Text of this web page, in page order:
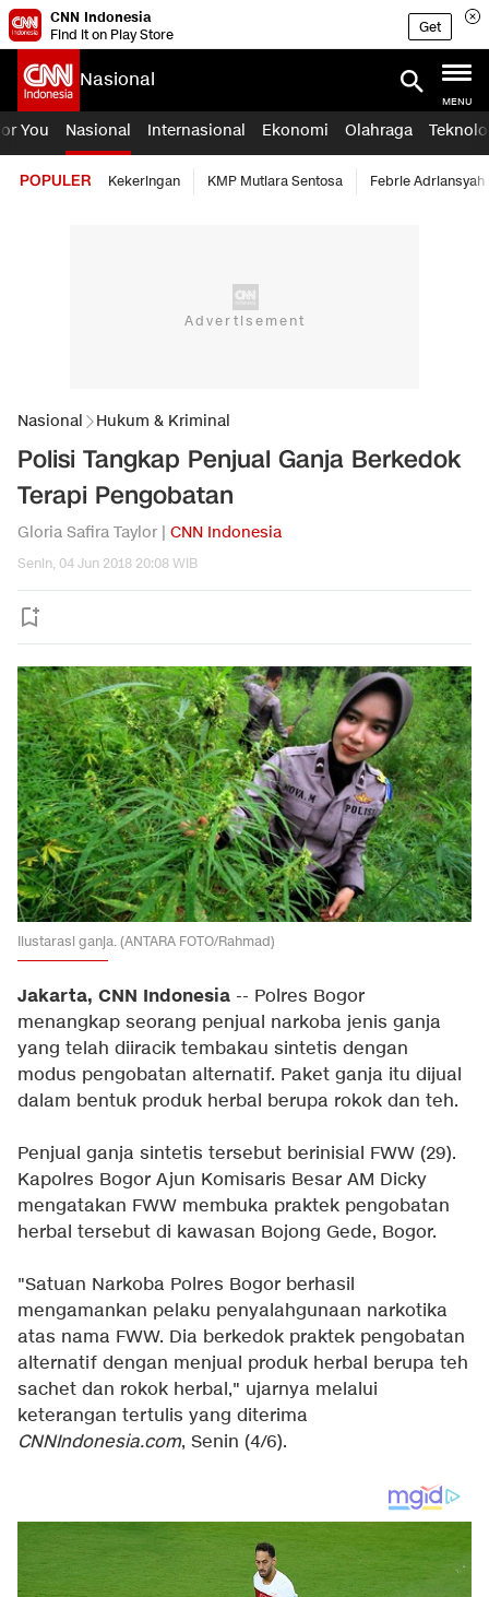
CNN Indonesia
Find it on Play Store
Get
Nasional
MENU
You Nasional Internasional Ekonomi Olahraga
POPULER Kekeringan KMP Mutiara Sentosa Febrie Adriansyah
Nasional Hukum & Kriminal
Polisi Tangkap Penjual Ganja Berkedok
Terapi Pengobatan
Gloria Safira Taylor | CNN Indonesia
Senin, 04 Jun 2018 20:08 WIB
Ilustarasi ganja. (ANTARA FOTO/Rahmad)
Jakarta, CNN Indonesia -- Polres Bogor
menangkap seorang penjual narkoba jenis ganja
yang telah diiracik tembakau sintetis dengan
modus pengobatan alternatif. Paket ganja itu dijual
dalam bentuk produk herbal berupa rokok dan teh.
Penjual ganja sintetis tersebut berinisial FWW (29).
Kapolres Bogor Ajun Komisaris Besar AM Dicky
mengatakan FWW membuka praktek pengobatan
herbal tersebut di kawasan Bojong Gede, Bogor.
"Satuan Narkoba Polres Bogor berhasil
mengamankan pelaku penyalahgunaan narkotika
atas nama FWW. Dia berkedok praktek pengobatan
alternatif dengan menjual produk herbal berupa teh
sachet dan rokok herbal," ujarnya melalui
keterangan tertulis yang diterima
CNNIndonesia.com, Senin (4/6).